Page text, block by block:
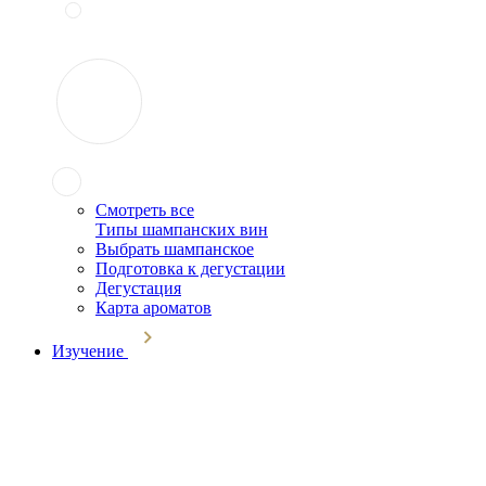
Смотреть все
Типы шампанских вин
Выбрать шампанское
Подготовка к дегустации
Дегустация
Карта ароматов
Изучение